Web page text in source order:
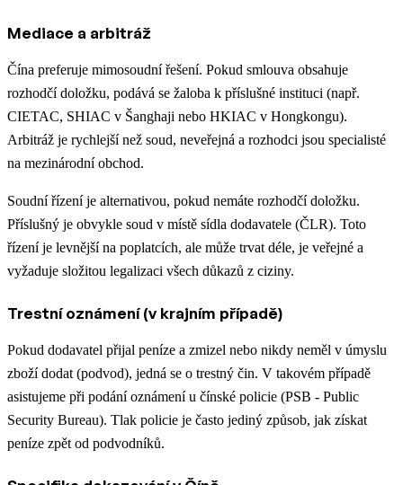
Mediace a arbitráž
Čína preferuje mimosoudní řešení. Pokud smlouva obsahuje
rozhodčí doložku, podává se žaloba k příslušné instituci (např.
CIETAC, SHIAC v Šanghaji nebo HKIAC v Hongkongu).
Arbitráž je rychlejší než soud, neveřejná a rozhodci jsou specialisté
na mezinárodní obchod.
Soudní řízení je alternativou, pokud nemáte rozhodčí doložku.
Příslušný je obvykle soud v místě sídla dodavatele (ČLR). Toto
řízení je levnější na poplatcích, ale může trvat déle, je veřejné a
vyžaduje složitou legalizaci všech důkazů z ciziny.
Trestní oznámení (v krajním případě)
Pokud dodavatel přijal peníze a zmizel nebo nikdy neměl v úmyslu
zboží dodat (podvod), jedná se o trestný čin. V takovém případě
asistujeme při podání oznámení u čínské policie (PSB - Public
Security Bureau). Tlak policie je často jediný způsob, jak získat
peníze zpět od podvodníků.